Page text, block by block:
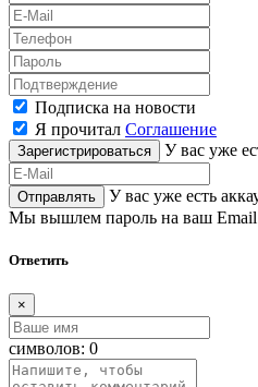
Подписка на новости
Я прочитал Соглашение
Зарегистрироваться У вас уже
Отправлять У вас уже есть
Мы вышлем пароль на ваш Email
Ответить
×
символов: 0